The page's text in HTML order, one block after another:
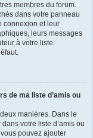
membres du forum.
dans votre panneau
connexion et leur
leurs messages
à votre liste
de ma liste d’amis ou
manières. Dans le
votre liste d’amis ou
pouvez ajouter